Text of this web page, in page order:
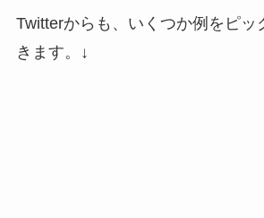
Twitterからも、いくつか例をピッ
きます。↓